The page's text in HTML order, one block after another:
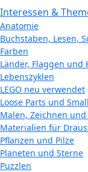
Interessen &
Anatomie
Buchstaben, Lesen,
Farben
Länder, Flaggen und
Lebenszyklen
LEGO neu verwendet
Loose Parts und
Malen, Zeichnen und
Materialien für
Pflanzen und Pilze
Planeten und Sterne
Puzzlen